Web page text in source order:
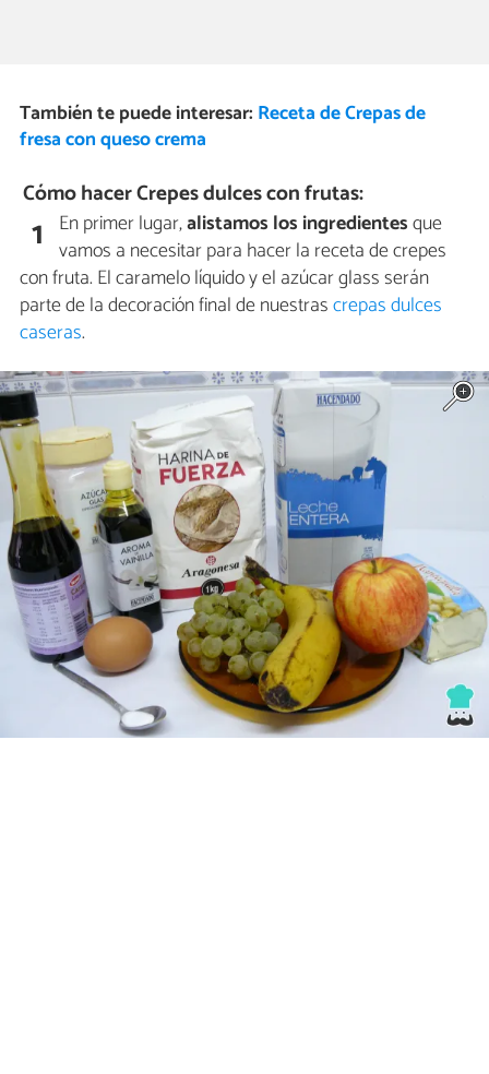
También te puede interesar: Receta de Crepas de
fresa con queso crema
Cómo hacer Crepes dulces con frutas:
1 En primer lugar,alistamos los ingredientesque
vamos a necesitar para hacer la receta de crepes
con fruta. El caramelo líquido y el azúcar glass serán
parte de la decoración final de nuestrascrepas dulces
caseras.